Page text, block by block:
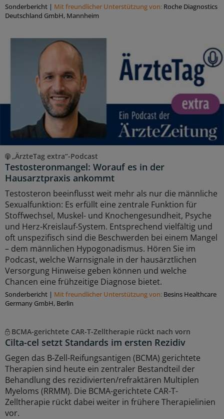
Sonderbericht | Mit freundlicher Unterstützung von: Roche Diagnostics
Deutschland GmbH, Mannheim
„ÄrzteTag extra“-Podcast
Testosteronmangel: Worauf es in der
Hausarztpraxis ankommt
Testosteron beeinflusst weit mehr als nur die männliche
Sexualfunktion: Es erfüllt eine zentrale Funktion für
Stoffwechsel, Muskel- und Knochengesundheit, Psyche
und Herz-Kreislauf-System. Entsprechend vielfältig und
oft unspezifisch sind die Beschwerden bei einem Mangel
– dem männlichen Hypogonadismus. Hören Sie im
Podcast, welche Warnsignale in der hausärztlichen
Versorgung Hinweise geben können und welche
Chancen eine frühzeitige Diagnose bietet.
Sonderbericht | Mit freundlicher Unterstützung von: Besins Healthcare
Germany GmbH, Berlin
BCMA-gerichtete CAR-T-Zelltherapie rückt nach vorn
Cilta-cel setzt Standards im ersten Rezidiv
Gegen das B-Zell-Reifungsantigen (BCMA) gerichtete
Therapien sind heute ein zentraler Bestandteil der
Behandlung des rezidivierten/refraktären Multiplen
Myeloms (RRMM). Die BCMA-gerichtete CAR-T-
Zelltherapie rückt dabei weiter in frühere Therapielinien
vor.